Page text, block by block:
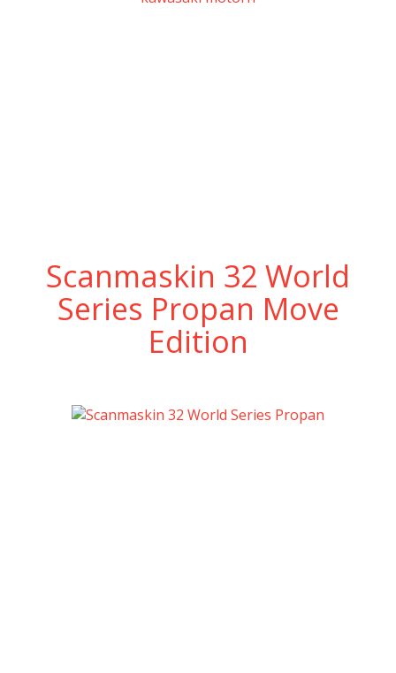
Scanmaskin 32 World
Series Propan Move
Edition